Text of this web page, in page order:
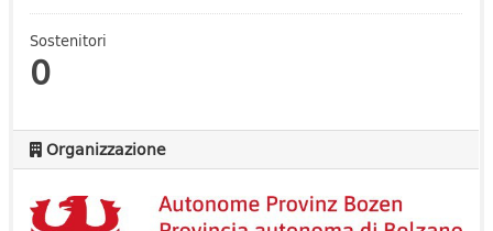
Sostenitori
0
Organizzazione